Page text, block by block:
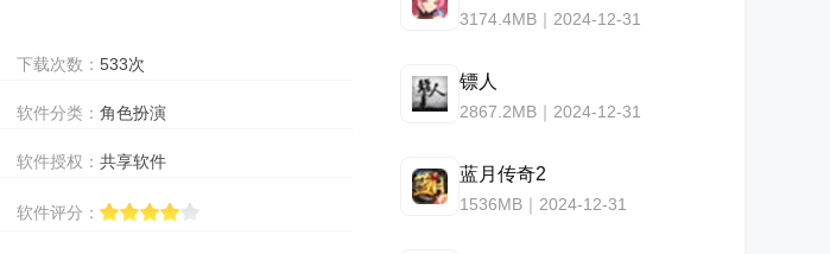
下载次数： 533次
软件分类： 角色扮演
软件授权： 共享软件
软件评分：
3174.4MB｜2024-12-31
镖人
2867.2MB｜2024-12-31
蓝月传奇2
1536MB｜2024-12-31